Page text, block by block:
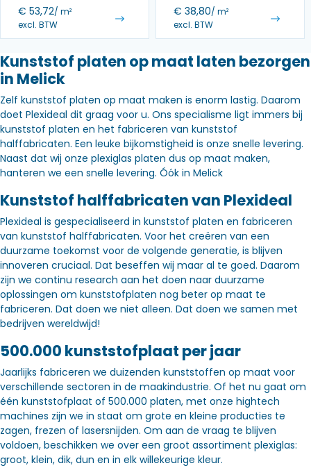
€ 53,72/ m²
excl. BTW
€ 38,80/ m²
excl. BTW
Kunststof platen op maat laten bezorgen
in Melick
Zelf kunststof platen op maat maken is enorm lastig. Daarom
doet Plexideal dit graag voor u. Ons specialisme ligt immers bij
kunststof platen en het fabriceren van kunststof
halffabricaten. Een leuke bijkomstigheid is onze snelle levering.
Naast dat wij onze plexiglas platen dus op maat maken,
hanteren we een snelle levering. Óók in Melick
Kunststof halffabricaten van Plexideal
Plexideal is gespecialiseerd in kunststof platen en fabriceren
van kunststof halffabricaten. Voor het creëren van een
duurzame toekomst voor de volgende generatie, is blijven
innoveren cruciaal. Dat beseffen wij maar al te goed. Daarom
zijn we continu research aan het doen naar duurzame
oplossingen om kunststofplaten nog beter op maat te
fabriceren. Dat doen we niet alleen. Dat doen we samen met
bedrijven wereldwijd!
500.000 kunststofplaat per jaar
Jaarlijks fabriceren we duizenden kunststoffen op maat voor
verschillende sectoren in de maakindustrie. Of het nu gaat om
één kunststofplaat of 500.000 platen, met onze hightech
machines zijn we in staat om grote en kleine producties te
zagen, frezen of lasersnijden. Om aan de vraag te blijven
voldoen, beschikken we over een groot assortiment plexiglas:
groot, klein, dik, dun en in elk willekeurige kleur.